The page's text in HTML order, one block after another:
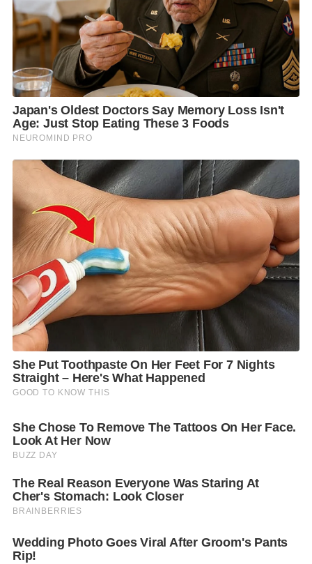
หน้าที่ผู้จับกุม ที่ไม่กลัว ไม่หวั่นไหว และยังยืนหยัดทำ
หน้าที่ตามกฎหมาย พร้อมย้ำชัดว่า “วันนี้พวกเรามาอยู่
ตรงนี้แล้ว ไม่มีผู้ใหญ่ที่สูงกว่านี้มาเคลียร์เรื่องนี้ได้”
นี่คือสัญญาณชัดเจนว่า รัฐบาลเอาจริงกับการปราบปราม
สินค้าเถื่อน สินค้าหนีภาษี และขบวนการผิดกฎหมายที่
บ่อนทำลายเศรษฐกิจไทย เพราะสินค้าเถื่อนไม่ได้ทำร้าย
แค่รัฐ แต่ยังทำร้ายผู้ประกอบการสุจริต คนทำมาหากินที่
เสียภาษีถูกต้อง และระบบเศรษฐกิจโดยรวมของประเทศ
นายกรัฐมนตรี ย้ำว่า การปราบปรามจะดำเนินต่อเนื่อง
หากปราบไม่ได้ ก็ต้องยึดให้เป็นของแผ่นดิน และหากใคร
ยังคิดลักลอบนำเข้าสินค้าผิดกฎหมาย ก็ต้องขอบคุณล่วง
หน้า เพราะ “ไม่รอดแน่นอน”.